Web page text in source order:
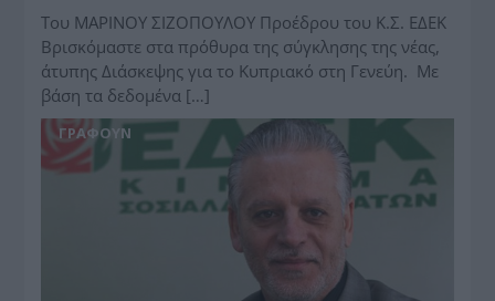
Του ΜΑΡΙΝΟΥ ΣΙΖΟΠΟΥΛΟΥ Προέδρου του Κ.Σ. ΕΔΕΚ
Βρισκόμαστε στα πρόθυρα της σύγκλησης της νέας,
άτυπης Διάσκεψης για το Κυπριακό στη Γενεύη. Με
βάση τα δεδομένα […]
ΓΡΆΦΟΥΝ